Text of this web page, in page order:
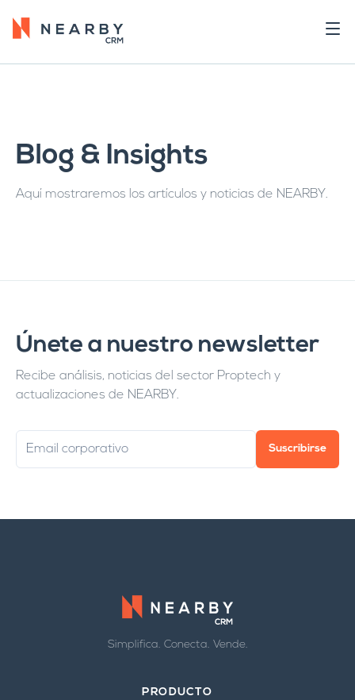
Blog & Insights
Aquí mostraremos los artículos y noticias de NEARBY.
Únete a nuestro newsletter
Recibe análisis, noticias del sector Proptech y
actualizaciones de NEARBY.
Suscribirse
Simplifica. Conecta. Vende.
PRODUCTO